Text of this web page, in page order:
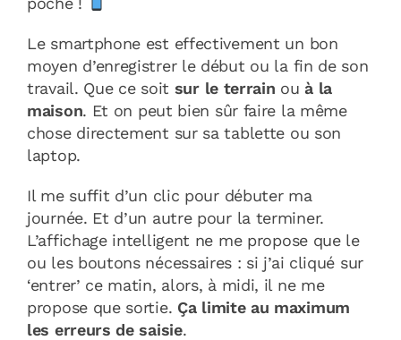
Le smartphone est effectivement un bon
moyen d’enregistrer le début ou la fin de son
travail. Que ce soit sur le terrain ou à la
maison. Et on peut bien sûr faire la même
chose directement sur sa tablette ou son
laptop.
Il me suffit d’un clic pour débuter ma
journée. Et d’un autre pour la terminer.
L’affichage intelligent ne me propose que le
ou les boutons nécessaires : si j’ai cliqué sur
‘entrer’ ce matin, alors, à midi, il ne me
propose que sortie. Ça limite au maximum
les erreurs de saisie.